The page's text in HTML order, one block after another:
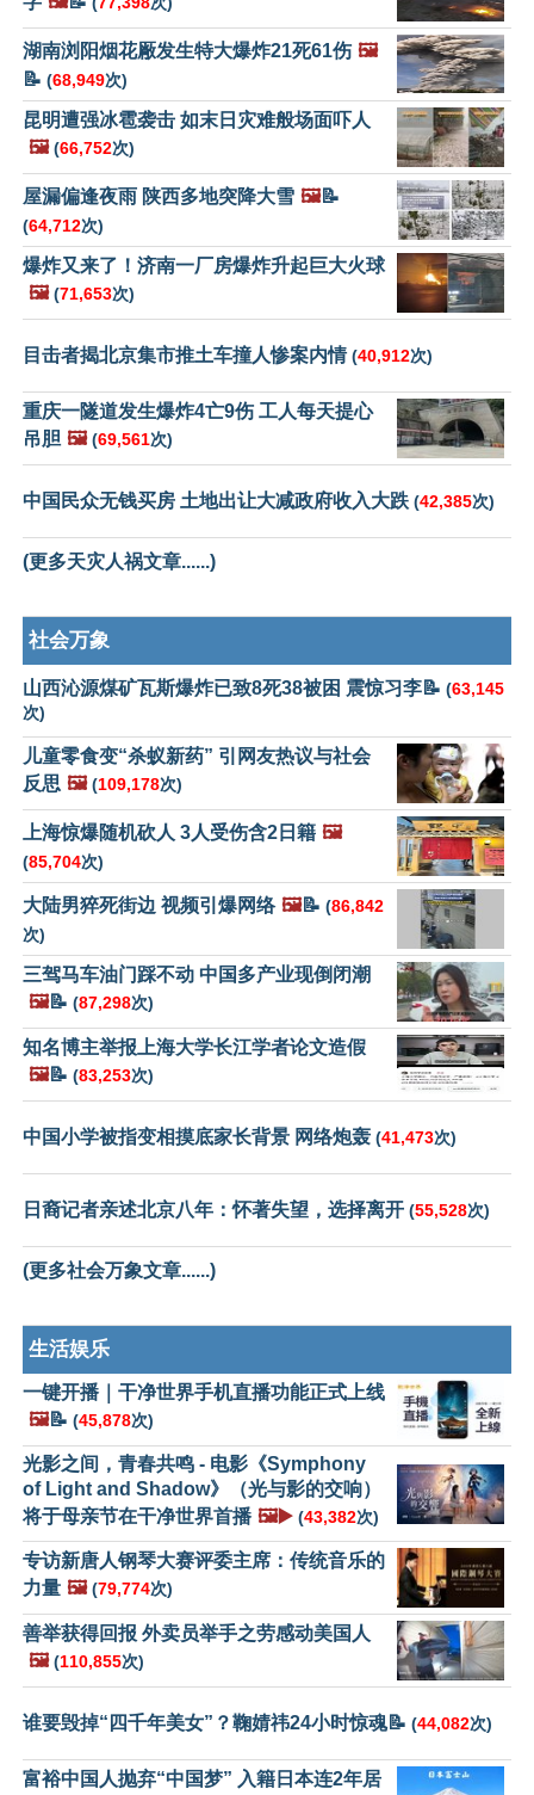
湖南浏阳烟花厰发生特大爆炸21死61伤 🖼️
📝 (68,949次)
昆明遭强冰雹袭击 如末日灾难般场面吓人
🖼️ (66,752次)
屋漏偏逢夜雨 陕西多地突降大雪 🖼️📝
(64,712次)
爆炸又来了！济南一厂房爆炸升起巨大火球
🖼️ (71,653次)
目击者揭北京集市推土车撞人惨案内情(40,912次)
重庆一隧道发生爆炸4亡9伤 工人每天提心
吊胆 🖼️ (69,561次)
中国民众无钱买房 土地出让大减政府收入大跌 (42,385次)
(更多天灾人祸文章......)
社会万象
山西沁源煤矿瓦斯爆炸已致8死38被困 震惊习李📝 (63,145
次)
儿童零食变“杀蚁新药” 引网友热议与社会
反思 🖼️ (109,178次)
上海惊爆随机砍人 3人受伤含2日籍 🖼️
(85,704次)
大陆男猝死街边 视频引爆网络 🖼️📝 (86,842
次)
三驾马车油门踩不动 中国多产业现倒闭潮
🖼️📝 (87,298次)
知名博主举报上海大学长江学者论文造假
🖼️📝 (83,253次)
中国小学被指变相摸底家长背景 网络炮轰 (41,473次)
日裔记者亲述北京八年：怀著失望，选择离开 (55,528次)
(更多社会万象文章......)
生活娱乐
一键开播｜干净世界手机直播功能正式上线
🖼️📝 (45,878次)
光影之间，青春共鸣 - 电影《Symphony
of Light and Shadow》（光与影的交响）
将于母亲节在干净世界首播 🖼️▶️ (43,382次)
专访新唐人钢琴大赛评委主席：传统音乐的
力量 🖼️ (79,774次)
善举获得回报 外卖员举手之劳感动美国人
🖼️ (110,855次)
谁要毁掉“四千年美女”？鞠婧祎24小时惊魂📝 (44,082次)
富裕中国人抛弃“中国梦” 入籍日本连2年居